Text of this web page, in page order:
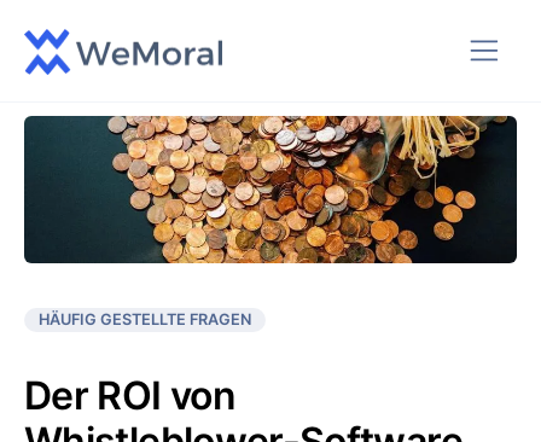
HÄUFIG GESTELLTE FRAGEN
Der ROI von